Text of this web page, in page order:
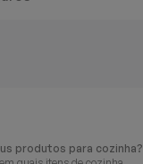
produtos para cozinha?